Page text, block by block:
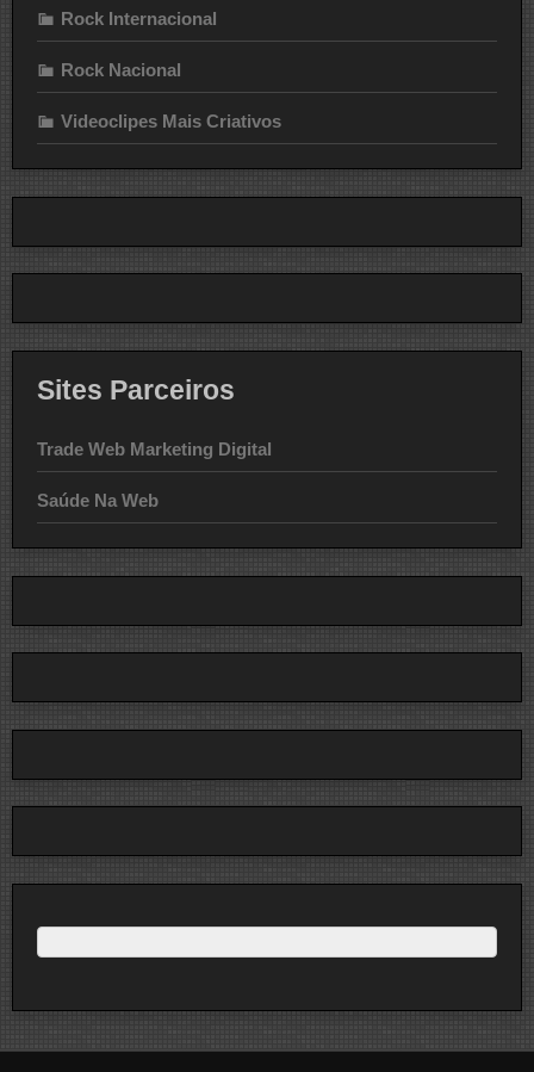
Rock Internacional
Rock Nacional
Videoclipes Mais Criativos
Sites Parceiros
Trade Web Marketing Digital
Saúde Na Web